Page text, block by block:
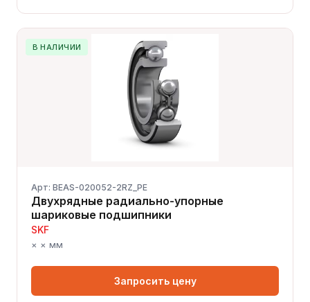
В НАЛИЧИИ
Арт: BEAS-020052-2RZ_PE
Двухрядные радиально-упорные
шариковые подшипники
SKF
× × мм
Запросить цену